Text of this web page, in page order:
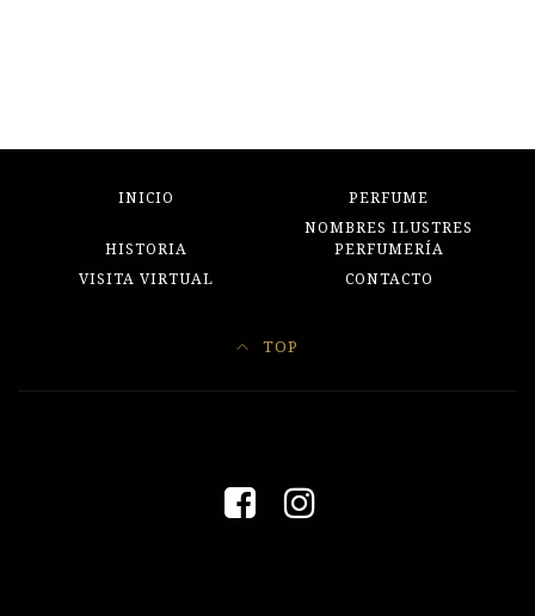
INICIO PERFUME
HISTORIA
NOMBRES ILUSTRES
PERFUMERÍA
VISITA VIRTUAL
CONTACTO
TOP